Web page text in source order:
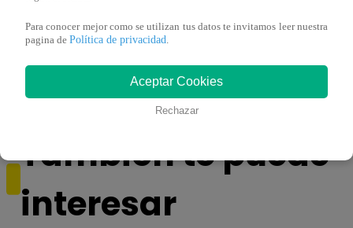
infarto y doble clasificación histórica!
También te puede
interesar
Para conocer mejor como se utilizan tus datos te invitamos leer nuestra
pagina de Política de privacidad.
Aceptar Cookies
Rechazar